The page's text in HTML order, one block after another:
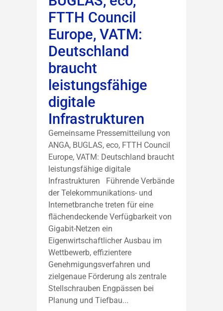
FTTH Council
Europe, VATM:
Deutschland
braucht
leistungsfähige
digitale
Infrastrukturen
Gemeinsame Pressemitteilung von
ANGA, BUGLAS, eco, FTTH Council
Europe, VATM: Deutschland braucht
leistungsfähige digitale
Infrastrukturen Führende Verbände
der Telekommunikations- und
Internetbranche treten für eine
flächendeckende Verfügbarkeit von
Gigabit-Netzen ein
Eigenwirtschaftlicher Ausbau im
Wettbewerb, effizientere
Genehmigungsverfahren und
zielgenaue Förderung als zentrale
Stellschrauben Engpässen bei
Planung und Tiefbau...